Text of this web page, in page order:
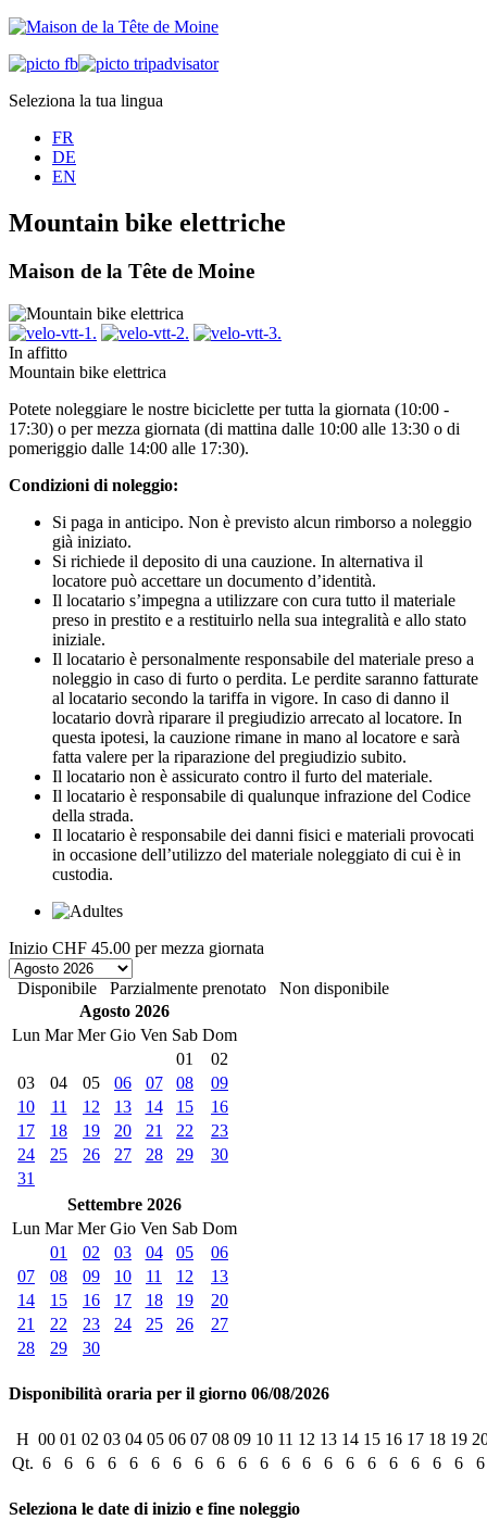
Seleziona la tua lingua
FR
DE
EN
Mountain bike elettriche
Maison de la Tête de Moine
In affitto
Mountain bike elettrica
Potete noleggiare le nostre biciclette per tutta la giornata (10:00 -
17:30) o per mezza giornata (di mattina dalle 10:00 alle 13:30 o di
pomeriggio dalle 14:00 alle 17:30).
Condizioni di noleggio:
Si paga in anticipo. Non è previsto alcun rimborso a noleggio
già iniziato.
Si richiede il deposito di una cauzione. In alternativa il
locatore può accettare un documento d’identità.
Il locatario s’impegna a utilizzare con cura tutto il materiale
preso in prestito e a restituirlo nella sua integralità e allo stato
iniziale.
Il locatario è personalmente responsabile del materiale preso a
noleggio in caso di furto o perdita. Le perdite saranno fatturate
al locatario secondo la tariffa in vigore. In caso di danno il
locatario dovrà riparare il pregiudizio arrecato al locatore. In
questa ipotesi, la cauzione rimane in mano al locatore e sarà
fatta valere per la riparazione del pregiudizio subito.
Il locatario non è assicurato contro il furto del materiale.
Il locatario è responsabile di qualunque infrazione del Codice
della strada.
Il locatario è responsabile dei danni fisici e materiali provocati
in occasione dell’utilizzo del materiale noleggiato di cui è in
custodia.
Inizio CHF 45.00 per mezza giornata
Disponibile Parzialmente prenotato
Non disponibile
Agosto 2026
Lun Mar Mer Gio Ven Sab Dom
01
02
03
04 05 06 07 08
09
10
11 12 13 14 15
16
17
18 19 20 21 22
23
24
25 26 27 28 29
30
31
Settembre 2026
Lun Mar Mer Gio Ven Sab Dom
01
02 03 04 05
06
07
08 09 10 11 12
13
14
15 16 17 18 19
20
21
22 23 24 25 26
27
28
29 30
Disponibilità oraria per il giorno 06/08/2026
H 00 01 02 03 04 05 06 07 08 09 10 11 12 13 14 15 16 17 18 19
Qt. 6 6 6 6 6 6 6 6 6 6 6 6 6 6 6 6 6 6 6 6 6
Seleziona le date di inizio e fine noleggio